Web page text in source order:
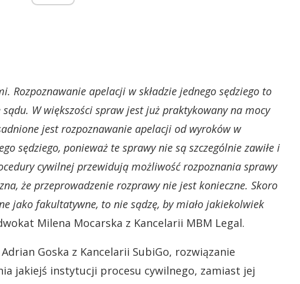
Rozpoznawanie apelacji w składzie jednego sędziego to
W większości spraw jest już praktykowany na mocy
jest rozpoznawanie apelacji od wyroków w
sędziego, ponieważ te sprawy nie są szczególnie zawiłe i
cywilnej przewidują możliwość rozpoznania sprawy
że przeprowadzenie rozprawy nie jest konieczne. Skoro
jako fakultatywne, to nie sądzę, by miało jakiekolwiek
Milena Mocarska z Kancelarii MBM Legal.
Goska z Kancelarii SubiGo, rozwiązanie
jakiejś instytucji procesu cywilnego, zamiast jej